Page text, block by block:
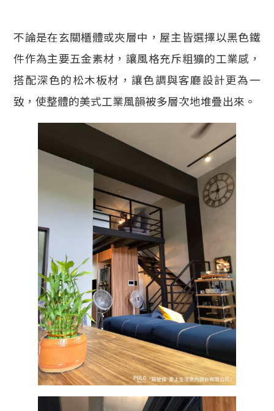
不論是在玄關櫃體或夾層中，屋主皆選擇以黑色鐵
件作為主要五金素材，讓風格充斥粗獷的工業感，
搭配深色的松木板材，讓色調與客廳設計更為一
致，使整體的美式工業風韻被多層次地堆疊出來。